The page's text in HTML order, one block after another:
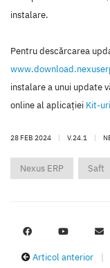
instalare.
Pentru descărcarea
instalare a unui update
online al aplicaţiei Kit-
28 FEB 2024 | V.24.1 |
Nexus ERP Saft
Articol anterior |